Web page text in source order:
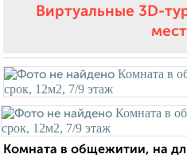
Виртуальные 3D-
Комната в общежитии, на